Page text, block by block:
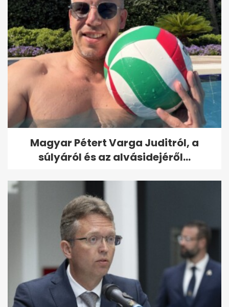
Magyar Pétert Varga Juditról, a
súlyáról és az alvásidejéről...